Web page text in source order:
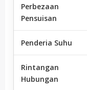
Perbezaan
Pensuisan
Penderia Suhu
Rintangan
Hubungan